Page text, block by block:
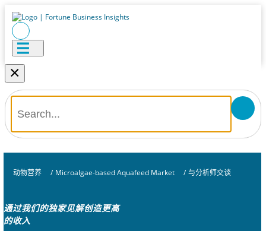
×
动物营养 / Microalgae-based Aquafeed Market / 与分析师交谈
通过我们的独家见解创造更高
的收入